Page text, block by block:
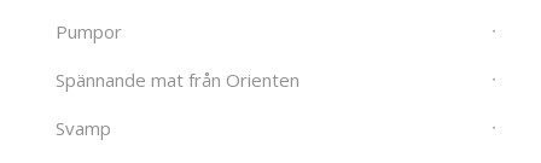
Pumpor
Spännande mat från Orienten
Svamp